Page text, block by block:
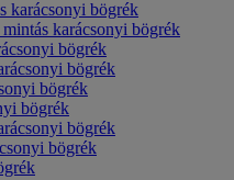
karácsonyi bögrék
karácsonyi bögrék
bögrék
bögrék
bögrék
bögrék
bögrék
bögrék